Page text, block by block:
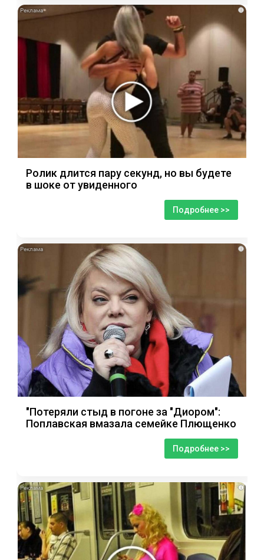
i
Ролик длится пару секунд, но вы будете
в шоке от увиденного
Подробнее >>
i
"Потеряли стыд в погоне за "Диором":
Поплавская вмазала семейке Плющенко
Подробнее >>
i